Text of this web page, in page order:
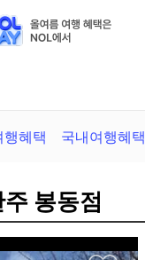
혜택 국내여행혜택
봉동점